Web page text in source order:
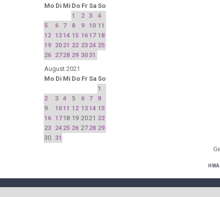
Mo Di Mi Do Fr Sa So
1
2 3
4
5
6 7 8 9 10 11
12 13 14 15 16 17 18
19 20 21 22 23 24 25
26 27 28 29 3031
August 2021
Mo Di Mi Do Fr Sa So
1
2
3 4 5 6 7
8
9
10 11 12 13 14 15
16 17 18 19 2021 22
23 24 25 26 27 28 29
30 31